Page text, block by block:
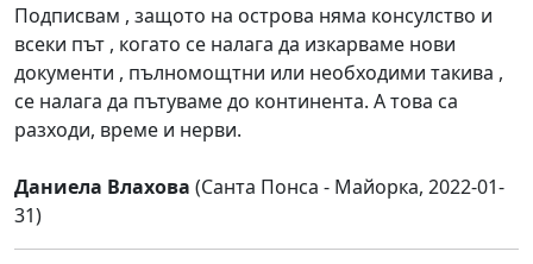
Подписвам , защото на острова няма консулство и
всеки път , когато се налага да изкарваме нови
документи , пълномощтни или необходими такива ,
се налага да пътуваме до континента. А това са
разходи, време и нерви.
Даниела Влахова (Санта Понса - Майорка, 2022-01-
31)